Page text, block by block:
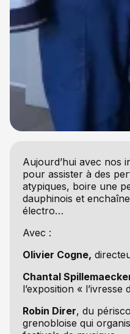
Aujourd’hui avec nos
pour assister à des
atypiques, boire une
dauphinois et
électro…
Avec :
Olivier Cogne,
Chantal
l’exposition « l’ivresse
Robin Direr, du
grenobloise qui